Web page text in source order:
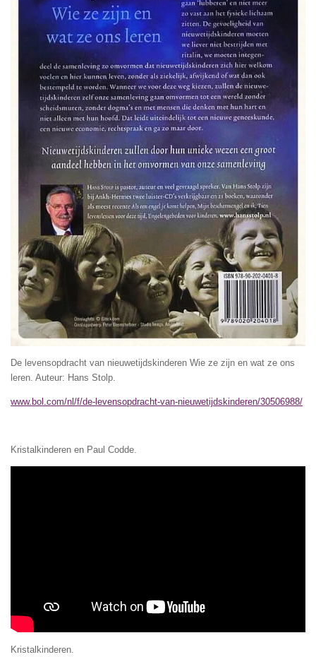
De levensopdracht van nieuwetijdskinderen Wie ze zijn en wat ze ons
leren. Auteur: Hans Stolp.
www.bol.com/nl/f/de-levensopdracht-van-nieuwetijdskinderen/30506988/
Kristalkinderen en Paul Codde.
Kristalkinderen.